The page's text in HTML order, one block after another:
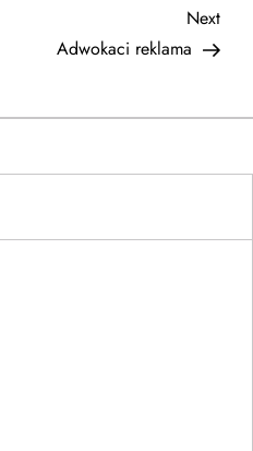
Next
Post
Next
Adwokaci reklama